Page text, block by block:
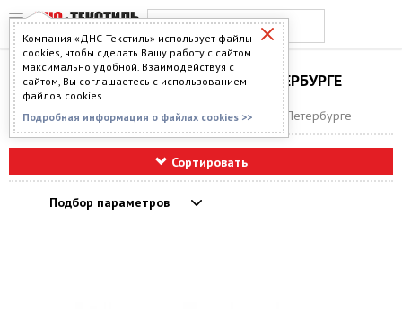
Компания «ДНС-Текстиль» использует файлы
cookies, чтобы сделать Вашу работу с сайтом
максимально удобной. Взаимодействуя с
сайтом, Вы соглашаетесь с использованием
файлов cookies.
Подробная информация о файлах cookies >>
МАТРАСЫ В САНКТ-ПЕТЕРБУРГЕ
Главная >Каталог>Матрасы> Матрасы в Санкт-Петербурге
Сортировать
Подбор параметров